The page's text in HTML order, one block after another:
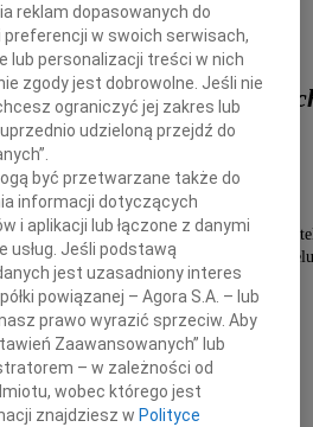
Z głębokim żalem przyjęliśmy wiadomość
o śmierci naszego Przyjaciela
dr. hab. nauk
Jerzego Czernika
Odszedł od nas wspaniały Człowiek,
lekarz, uznany naukowiec, prawdziwy
nam Ciebie bardzo brakowało,
W naszych sercach będziesz żył zawsze.
reklam dopasowanych do
w swoich serwisach,
lub personalizacji treści w nich
zgody jest dobrowolne. Jeśli nie
ograniczyć jej zakres lub
udzieloną przejdź do
być przetwarzane także do
informacji dotyczących
i aplikacji lub łączone z danymi
usług. Jeśli podstawą
jest uzasadniony interes
powiązanej – Agora S.A. – lub
prawo wyrazić sprzeciw. Aby
Zaawansowanych” lub
– w zależności od
wobec którego jest
znajdziesz wPolityce